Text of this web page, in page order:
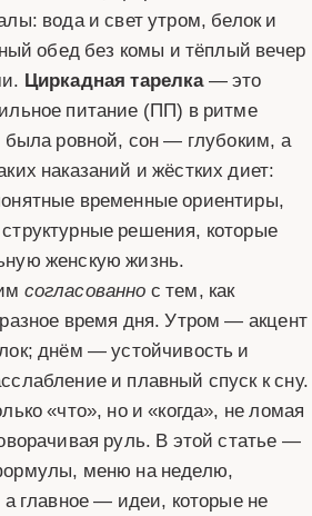
вода и свет утром, белок и
обед без комы и тёплый вечер
Циркадная тарелка— это
питание (ПП) в ритме
была ровной, сон — глубоким, а
наказаний и жёстких диет:
временные ориентиры,
решения, которые
женскую жизнь.
согласованно с тем, как
время дня. Утром — акцент
днём — устойчивость и
и плавный спуск к сну.
«что», но и «когда», не ломая
руль. В этой статье —
меню на неделю,
главное — идеи, которые не